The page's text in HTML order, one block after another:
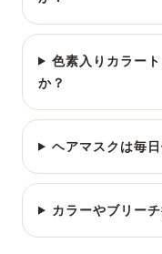
色素入りカラー
か？
ヘアマスクは毎
カラーやブリー